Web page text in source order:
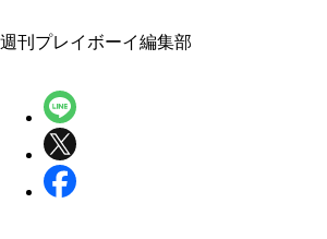
週刊プレイボーイ編集部